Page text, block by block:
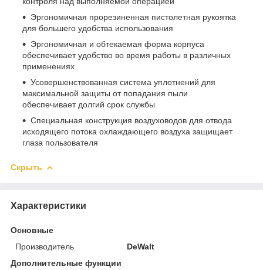
Эргономичная прорезиненная пистолетная рукоятка
для большего удобства использования
Эргономичная и обтекаемая форма корпуса
обеспечивает удобство во время работы в различных
применениях
Усовершенствованная система уплотнений для
максимальной защиты от попадания пыли
обеспечивает долгий срок службы
Специальная конструкция воздуховодов для отвода
исходящего потока охлаждающего воздуха защищает
глаза пользователя
Скрыть
Характеристики
Основные
Производитель
DeWalt
Дополнительные функции